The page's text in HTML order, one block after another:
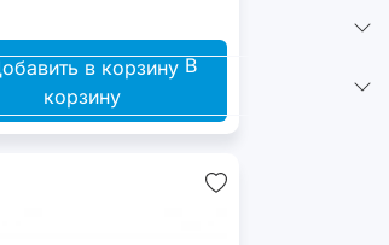
В
корзину